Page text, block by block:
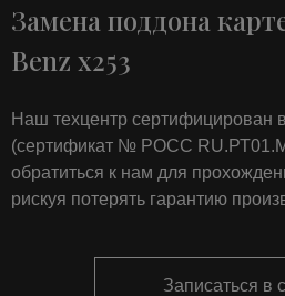
Замена поддона
Benz x253
Наш техцентр сертифицирован
(сертификат № РОСС
обратиться к нам для
рискуя потерять гарантию
Записаться в